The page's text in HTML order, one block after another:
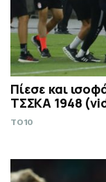
Πίεσε και
ΤΣΣΚΑ 1948
TO10